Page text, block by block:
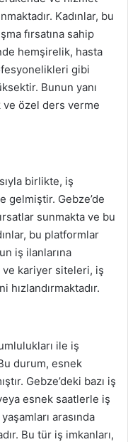
Kadınlar, bu
fırsatına sahip
hemşirelik, hasta
gibi
Bunun yanı
özel ders verme
birlikte, iş
gelmiştir. Gebze’de
sunmakta ve bu
bu platformlar
iş ilanlarına
kariyer siteleri, iş
hızlandırmaktadır.
ile iş
durum, esnek
Gebze’deki bazı iş
esnek saatlerle iş
arasında
Bu tür iş imkanları,